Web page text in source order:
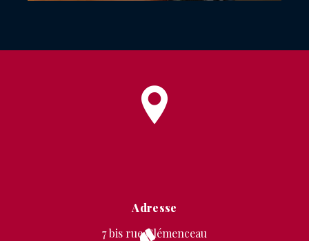
Adresse
7 bis rue Clémenceau